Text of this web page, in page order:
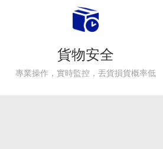
貨物安全
專業操作，實時監控，丟貨損貨概率低